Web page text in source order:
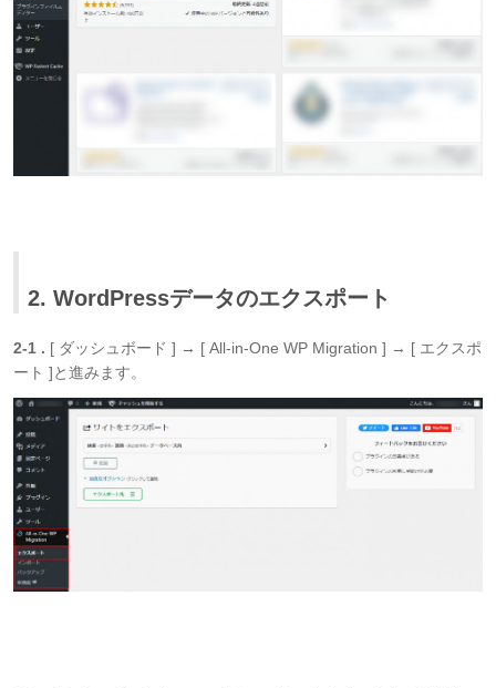
2. WordPressデータのエクスポート
2-1 . [ ダッシュボード ] → [ All-in-One WP Migration ] → [ エクスポ
ート ]と進みます。